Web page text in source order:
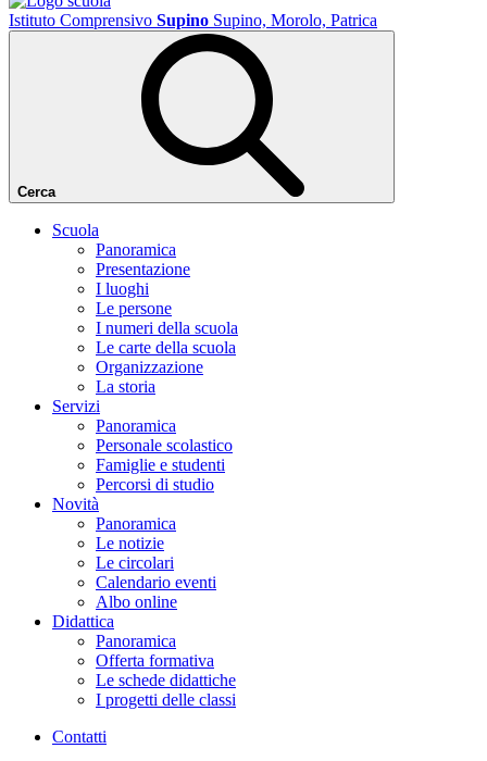
Istituto Comprensivo Supino Supino, Morolo, Patrica
Cerca
Scuola
Panoramica
Presentazione
I luoghi
Le persone
I numeri della scuola
Le carte della scuola
Organizzazione
La storia
Servizi
Panoramica
Personale scolastico
Famiglie e studenti
Percorsi di studio
Novità
Panoramica
Le notizie
Le circolari
Calendario eventi
Albo online
Didattica
Panoramica
Offerta formativa
Le schede didattiche
I progetti delle classi
Contatti